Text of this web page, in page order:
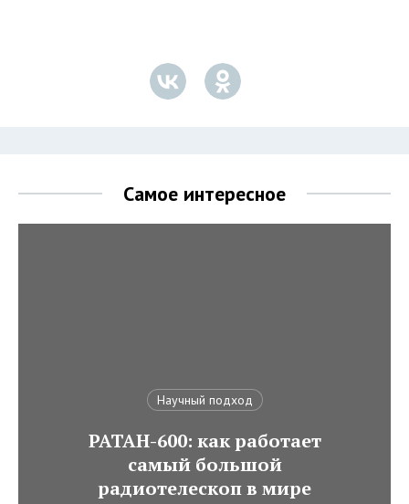
Самое интересное
Научный подход
РАТАН-600: как работает
самый большой
радиотелескоп в мире